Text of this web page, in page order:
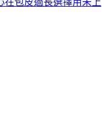
在包皮過長選擇用未上